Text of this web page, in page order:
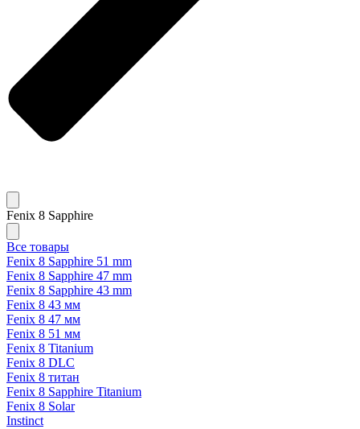
Fenix 8 Sapphire
Все товары
Fenix 8 Sapphire 51 mm
Fenix 8 Sapphire 47 mm
Fenix 8 Sapphire 43 mm
Fenix 8 43 мм
Fenix 8 47 мм
Fenix 8 51 мм
Fenix 8 Titanium
Fenix 8 DLC
Fenix 8 титан
Fenix 8 Sapphire Titanium
Fenix 8 Solar
Instinct